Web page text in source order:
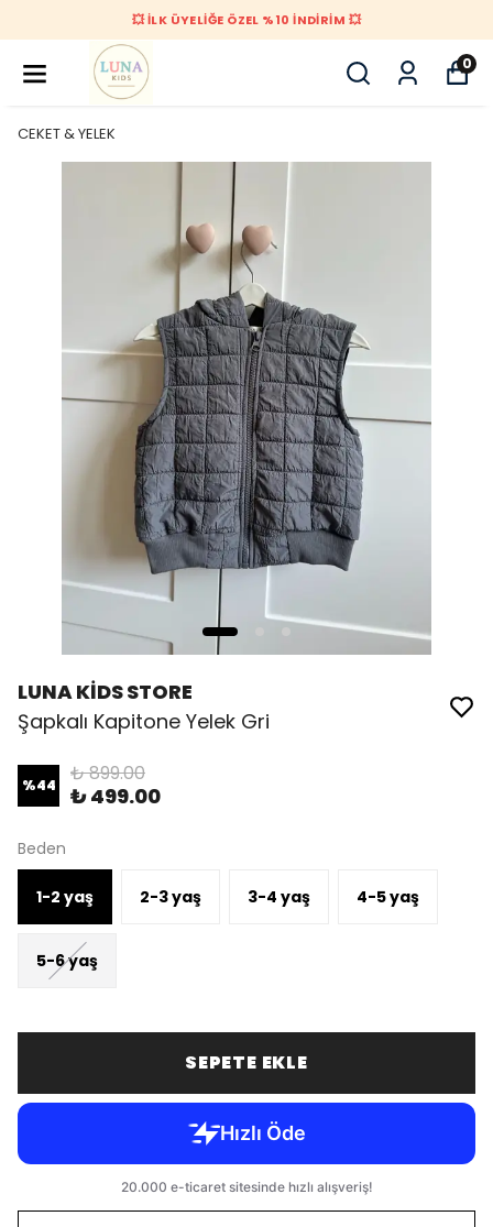
💥 İLK ÜYELİĞE ÖZEL %10 İNDİRİM 💥
0
CEKET & YELEK
LUNA KİDS STORE
Şapkalı Kapitone Yelek Gri
%44 ₺ 899.00
₺ 499.00
Beden
1-2 yaş 2-3 yaş 3-4 yaş 4-5 yaş
5-6 yaş
SEPETE EKLE